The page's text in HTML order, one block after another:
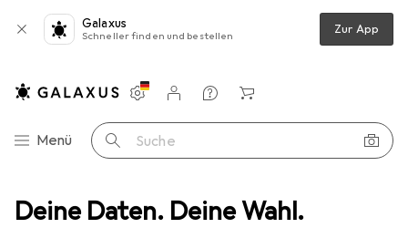
Deine Daten. Deine Wahl.
Galaxus
Schneller finden und bestellen Zur App
Navigation nach Kategorien
Menü Suche
Einstellungen
Kundenkonto
Vergleichslisten
Merklisten
Warenkorb
Steckschlüssel + Stecknuss RS PRO Steckschlüsselsatz